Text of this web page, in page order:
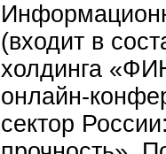
(входит в
холдинга
онлайн-
сектор